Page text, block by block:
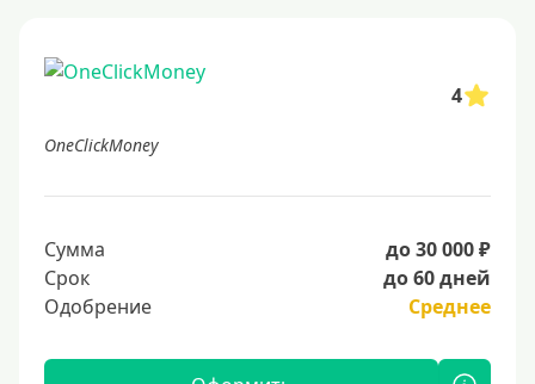
4
OneClickMoney
Сумма
до 30 000 ₽
Срок
до 60 дней
Одобрение
Среднее